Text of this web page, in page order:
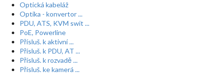
Optická kabeláž
Optika - konvertor ...
PDU, ATS, KVM swit ...
PoE, Powerline
Přísluš. k aktivní ...
Přísluš. k PDU, AT ...
Přísluš. k rozvadě ...
Přísluš. ke kamerá ...